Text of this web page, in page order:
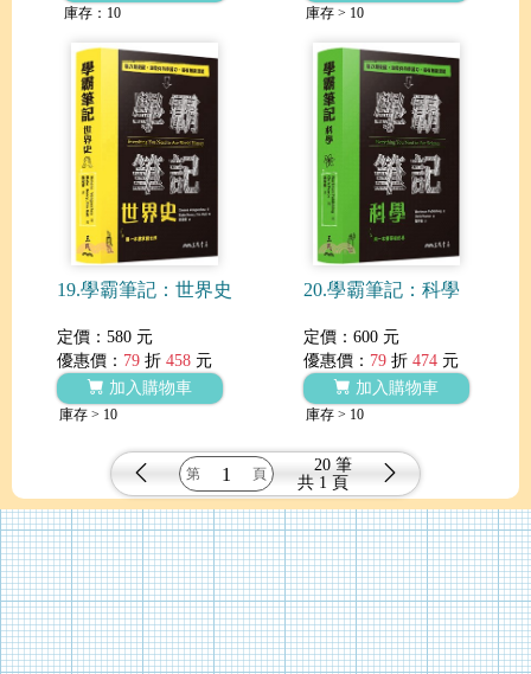
庫存：10 庫存 > 10
19.學霸筆記：世界史
定價：580 元
優惠價： 79 折 458 元
加入購物車
庫存 > 10
20.學霸筆記：科學
定價：600 元
優惠價： 79 折 474 元
加入購物車
庫存 > 10
共
20 筆
1 頁